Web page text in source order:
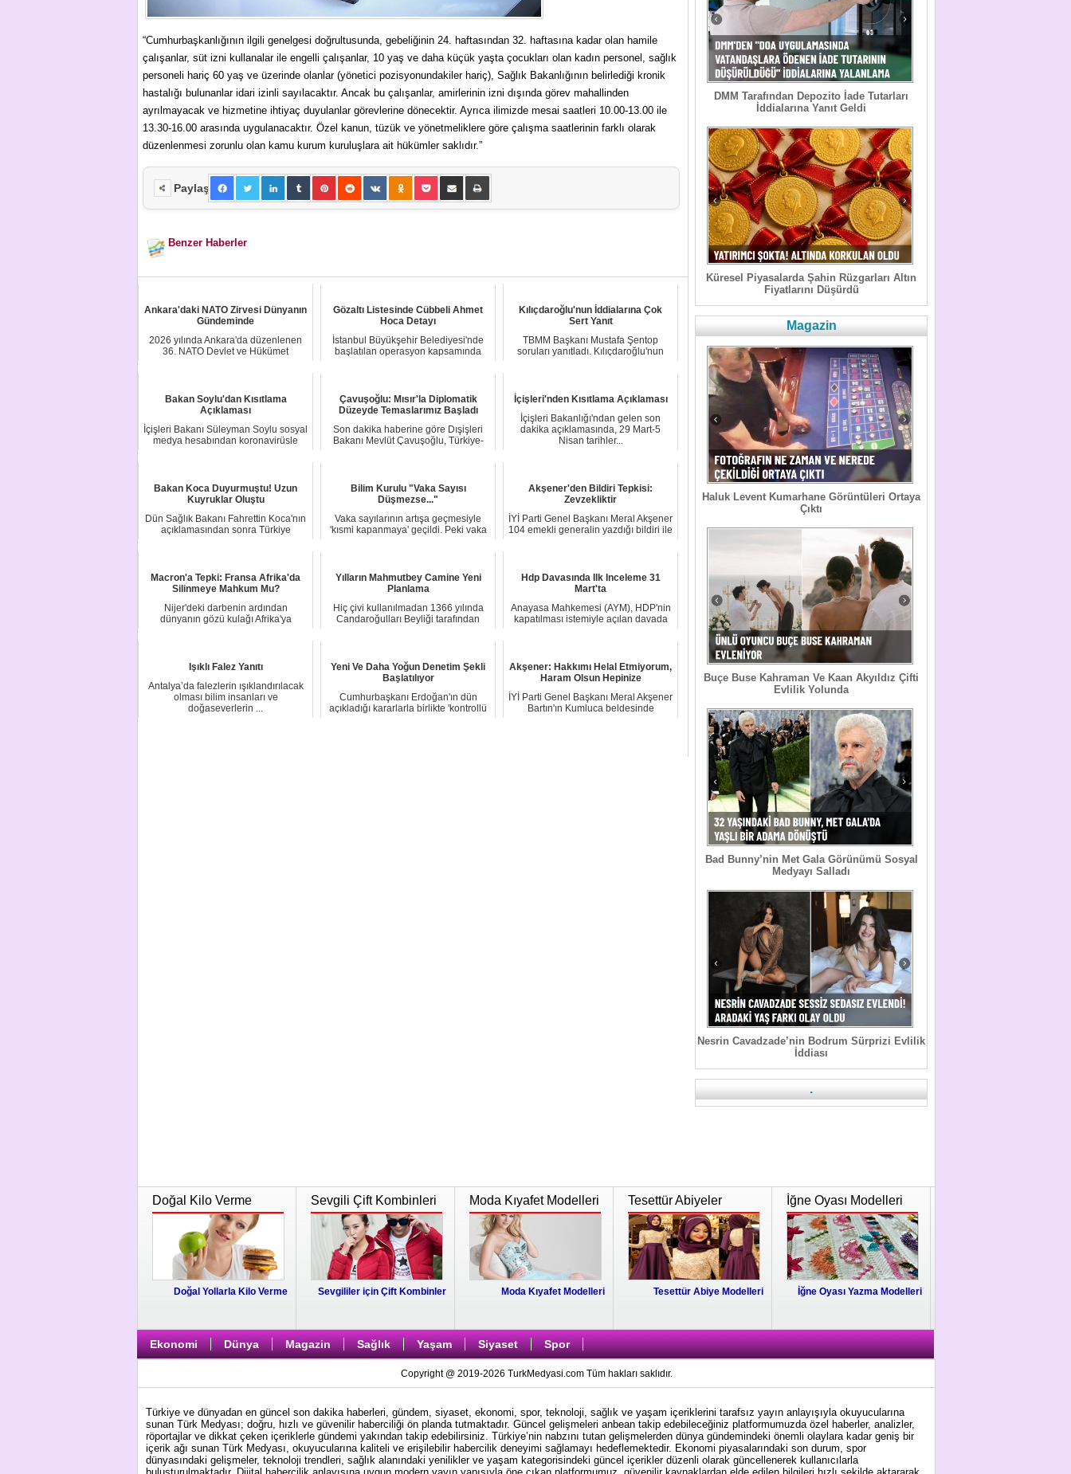
“Cumhurbaşkanlığının ilgili genelgesi doğrultusunda, gebeliğinin 24. haftasından 32. haftasına kadar olan hamile
çalışanlar, süt izni kullanalar ile engelli çalışanlar, 10 yaş ve daha küçük yaşta çocukları olan kadın personel, sağlık
personeli hariç 60 yaş ve üzerinde olanlar (yönetici pozisyonundakiler hariç), Sağlık Bakanlığının belirlediği kronik
hastalığı bulunanlar idari izinli sayılacaktır. Ancak bu çalışanlar, amirlerinin izni dışında görev mahallinden
ayrılmayacak ve hizmetine ihtiyaç duyulanlar görevlerine dönecektir. Ayrıca ilimizde mesai saatleri 10.00-13.00 ile
13.30-16.00 arasında uygulanacaktır. Özel kanun, tüzük ve yönetmeliklere göre çalışma saatlerinin farklı olarak
düzenlenmesi zorunlu olan kamu kurum kuruluşlara ait hükümler saklıdır.”
Paylaş
Benzer Haberler
Ankara'daki NATO Zirvesi Dünyanın
Gündeminde
2026 yılında Ankara'da düzenlenen
36. NATO Devlet ve Hükümet
Gözaltı Listesinde Cübbeli Ahmet
Hoca Detayı
İstanbul Büyükşehir Belediyesi'nde
başlatılan operasyon kapsamında
Kılıçdaroğlu'nun İddialarına Çok
Sert Yanıt
TBMM Başkanı Mustafa Şentop
soruları yanıtladı. Kılıçdaroğlu'nun
Bakan Soylu'dan Kısıtlama
Açıklaması
İçişleri Bakanı Süleyman Soylu sosyal
medya hesabından koronavirüsle
Çavuşoğlu: Mısır'la Diplomatik
Düzeyde Temaslarımız Başladı
Son dakika haberine göre Dışişleri
Bakanı Mevlüt Çavuşoğlu, Türkiye-
İçişleri'nden Kısıtlama Açıklaması
İçişleri Bakanlığı'ndan gelen son
dakika açıklamasında, 29 Mart-5
Nisan tarihler...
Bakan Koca Duyurmuştu! Uzun
Kuyruklar Oluştu
Dün Sağlık Bakanı Fahrettin Koca'nın
açıklamasından sonra Türkiye
Bilim Kurulu "Vaka Sayısı
Düşmezse..."
Vaka sayılarının artışa geçmesiyle
'kısmi kapanmaya' geçildi. Peki vaka
Akşener'den Bildiri Tepkisi:
Zevzekliktir
İYİ Parti Genel Başkanı Meral Akşener
104 emekli generalin yazdığı bildiri ile
Macron'a Tepki: Fransa Afrika'da
Silinmeye Mahkum Mu?
Nijer'deki darbenin ardından
dünyanın gözü kulağı Afrika'ya
Yılların Mahmutbey Camine Yeni
Planlama
Hiç çivi kullanılmadan 1366 yılında
Candaroğulları Beyliği tarafından
Hdp Davasında Ilk Inceleme 31
Mart'ta
Anayasa Mahkemesi (AYM), HDP'nin
kapatılması istemiyle açılan davada
Işıklı Falez Yanıtı
Antalya’da falezlerin ışıklandırılacak
olması bilim insanları ve
doğaseverlerin ...
Yeni Ve Daha Yoğun Denetim Şekli
Başlatılıyor
Cumhurbaşkanı Erdoğan'ın dün
açıkladığı kararlarla birlikte 'kontrollü
Akşener: Hakkımı Helal Etmiyorum,
Haram Olsun Hepinize
İYİ Parti Genel Başkanı Meral Akşener
Bartın'ın Kumluca beldesinde
DMM Tarafından Depozito İade Tutarları
İddialarına Yanıt Geldi
Küresel Piyasalarda Şahin Rüzgarları Altın
Fiyatlarını Düşürdü
Magazin
Haluk Levent Kumarhane Görüntüleri Ortaya
Çıktı
Buçe Buse Kahraman Ve Kaan Akyıldız Çifti
Evlilik Yolunda
Bad Bunny’nin Met Gala Görünümü Sosyal
Medyayı Salladı
Nesrin Cavadzade’nin Bodrum Sürprizi Evlilik
İddiası
.
Doğal Kilo Verme
Doğal Yollarla Kilo Verme
Sevgili Çift Kombinleri
Sevgililer için Çift Kombinler
Moda Kıyafet Modelleri
Moda Kıyafet Modelleri
Tesettür Abiyeler
Tesettür Abiye Modelleri
İğne Oyası Modelleri
İğne Oyası Yazma Modelleri
Ekonomi Dünya Magazin Sağlık Yaşam Siyaset Spor
Copyright @ 2019-2026 TurkMedyasi.com Tüm hakları saklıdır.
Türkiye ve dünyadan en güncel son dakika haberleri, gündem, siyaset, ekonomi, spor, teknoloji, sağlık ve yaşam içeriklerini tarafsız yayın anlayışıyla okuyucularına
sunan Türk Medyası; doğru, hızlı ve güvenilir haberciliği ön planda tutmaktadır. Güncel gelişmeleri anbean takip edebileceğiniz platformumuzda özel haberler, analizler,
röportajlar ve dikkat çeken içeriklerle gündemi yakından takip edebilirsiniz. Türkiye’nin nabzını tutan gelişmelerden dünya gündemindeki önemli olaylara kadar geniş bir
içerik ağı sunan Türk Medyası, okuyucularına kaliteli ve erişilebilir habercilik deneyimi sağlamayı hedeflemektedir. Ekonomi piyasalarındaki son durum, spor
dünyasındaki gelişmeler, teknoloji trendleri, sağlık alanındaki yenilikler ve yaşam kategorisindeki güncel içerikler düzenli olarak güncellenerek kullanıcılarla